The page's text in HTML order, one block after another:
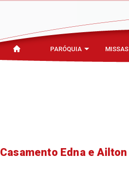
PARÓQUIA MISSAS
Casamento Edna e Ailton